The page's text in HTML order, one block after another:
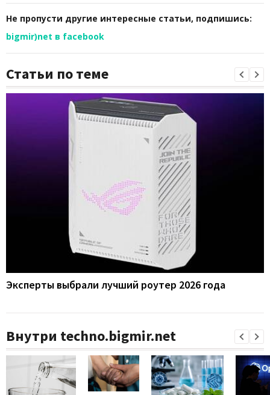
Не пропусти другие интересные статьи, подпишись:
bigmir)net в facebook
Статьи по теме
Эксперты выбрали лучший роутер 2026 года
Внутри techno.bigmir.net